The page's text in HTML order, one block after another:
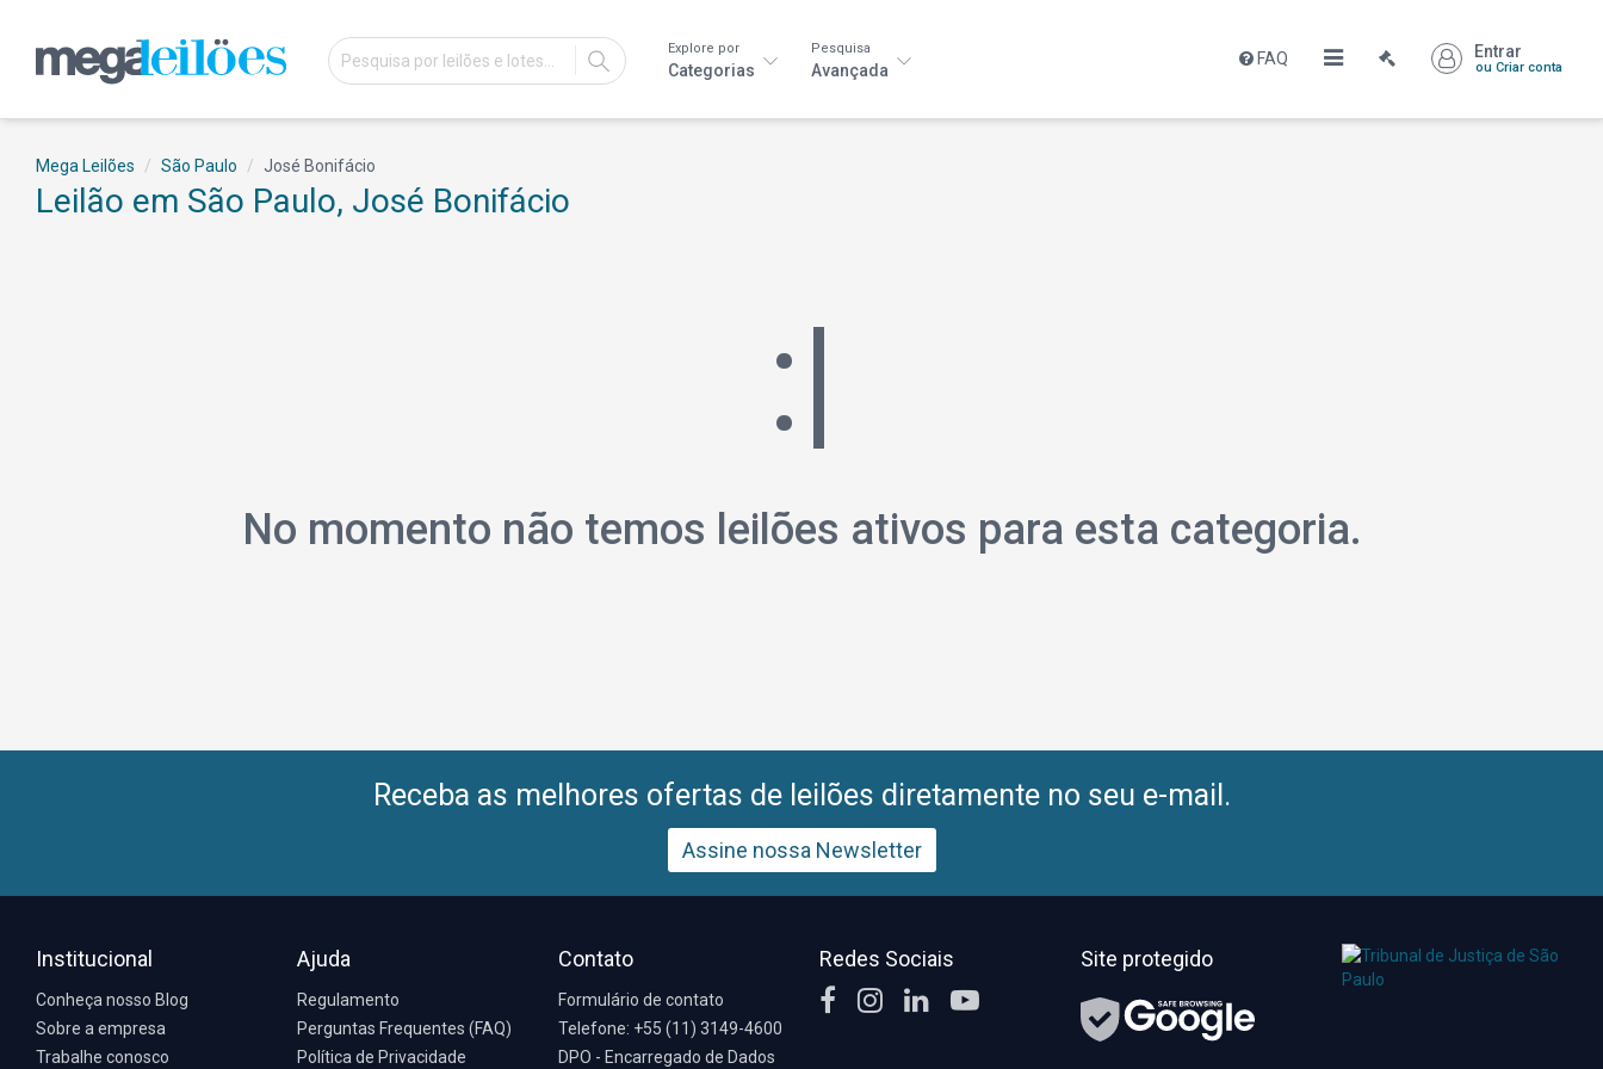
IR
Explore por
Categorias
Pesquisa
Avançada
FAQ Entrar
ou Criar conta
Mega Leilões São Paulo José Bonifácio
Leilão em São Paulo, José Bonifácio
:|
No momento não temos leilões ativos para esta categoria.
Receba as melhores ofertas de leilões diretamente no seu e-mail.
Assine nossa Newsletter
Institucional
Conheça nosso Blog
Sobre a empresa
Trabalhe conosco
Ajuda
Regulamento
Perguntas Frequentes (FAQ)
Política de Privacidade
Contato
Formulário de contato
Telefone: +55 (11) 3149-4600
DPO - Encarregado de Dados
Redes Sociais Site protegido